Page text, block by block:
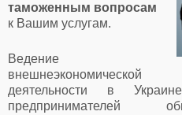
таможенным вопросам
к Вашим услугам.
Ведение
внешнеэкономической
деятельности в
предпринимателей